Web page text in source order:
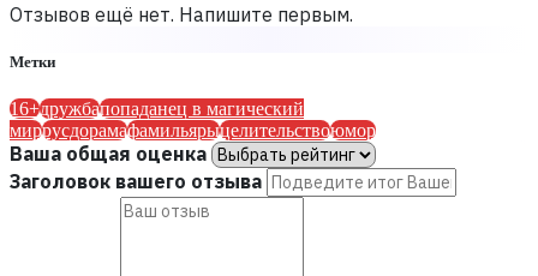
Отзывов ещё нет. Напишите первым.
Метки
16+дружбапопаданец в магический
миррусдорамафамильярыцелительствоюмор
Ваша общая оценка
Заголовок вашего отзыва